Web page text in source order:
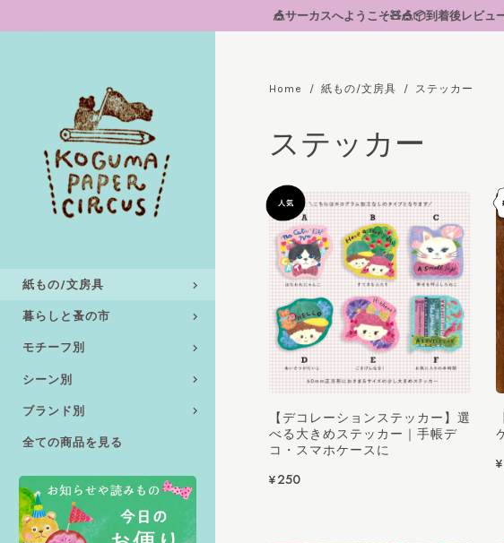
🎪サーカスへようこそ🧸🎪📦到着後レビュー投稿で
紙もの/文房具
暮らしと蚤の市
モチーフ別
シーン別
ブランド別
全ての商品を見る
Home 紙もの/文房具 ステッカー
ステッカー
【デコレーションステッカー】選
べる大きめステッカー｜手帳デ
コ・スマホケースに
¥250